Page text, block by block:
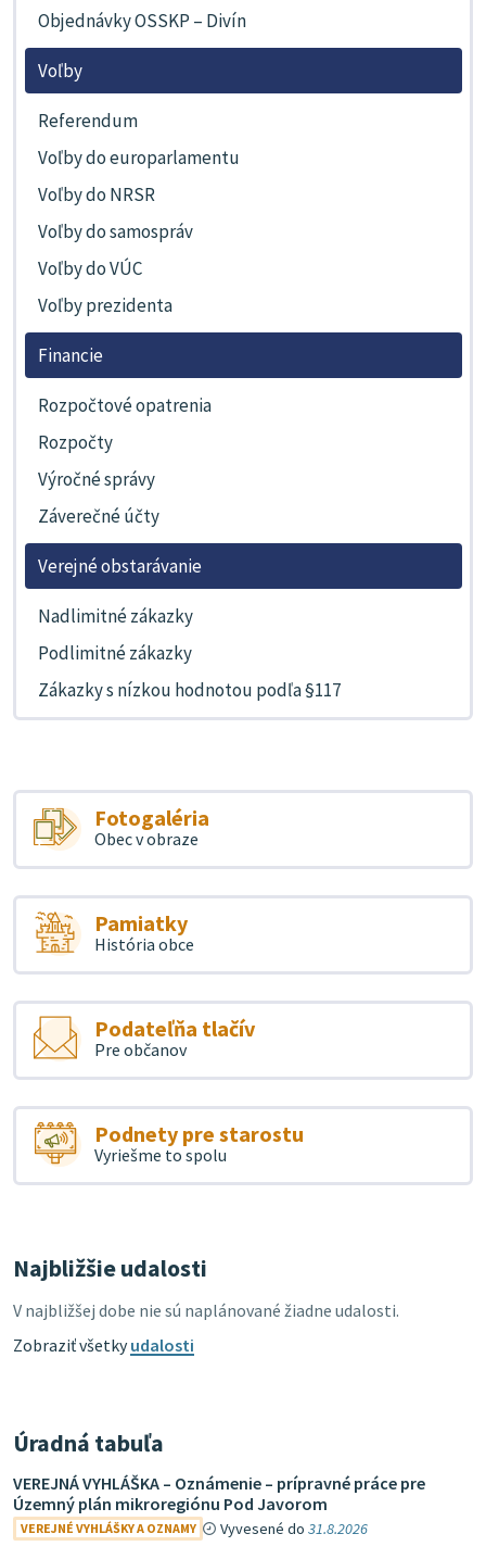
Objednávky OSSKP – Divín
Voľby
Referendum
Voľby do europarlamentu
Voľby do NRSR
Voľby do samospráv
Voľby do VÚC
Voľby prezidenta
Financie
Rozpočtové opatrenia
Rozpočty
Výročné správy
Záverečné účty
Verejné obstarávanie
Nadlimitné zákazky
Podlimitné zákazky
Zákazky s nízkou hodnotou podľa §117
Fotogaléria
Obec v obraze
Pamiatky
História obce
Podateľňa tlačív
Pre občanov
Podnety pre starostu
Vyriešme to spolu
Najbližšie udalosti
V najbližšej dobe nie sú naplánované žiadne udalosti.
Zobraziť všetkyudalosti
Úradná tabuľa
VEREJNÁ VYHLÁŠKA – Oznámenie – prípravné práce pre
Územný plán mikroregiónu Pod Javorom
VEREJNÉ VYHLÁŠKY A OZNAMY Vyvesené do31.8.2026